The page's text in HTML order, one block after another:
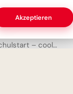
Akzeptieren
Volle Power für den Schulstart – coole Sprüche für TikTok!